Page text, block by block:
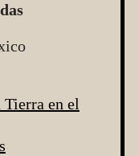
en el